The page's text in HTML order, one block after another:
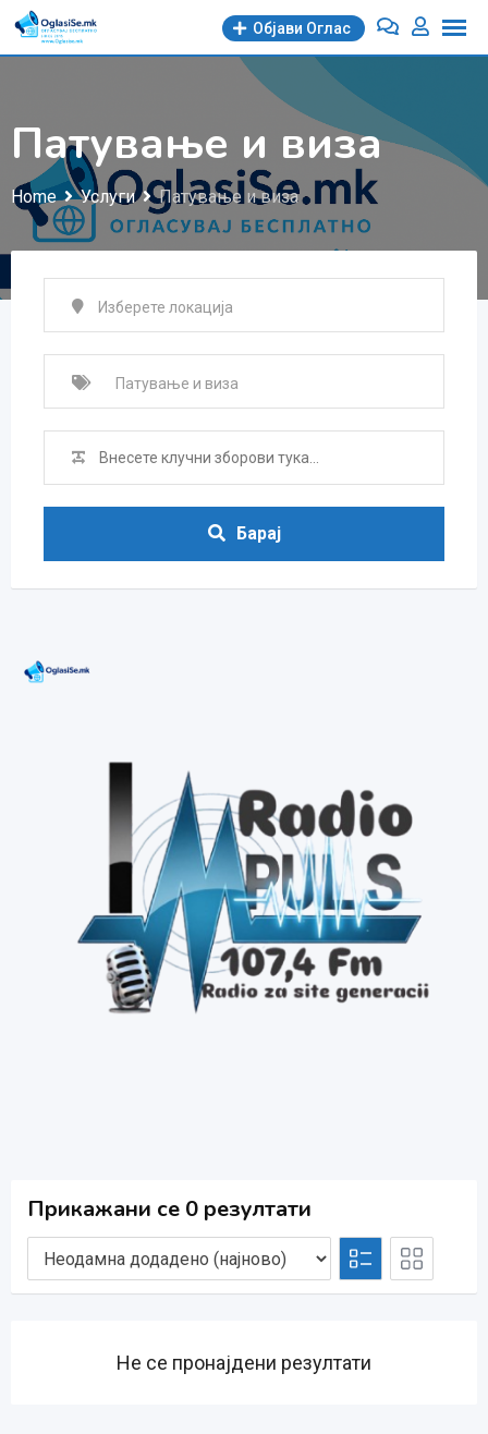
Skip
Објави Oглас
Патување и виза
Home Услуги Патување и виза
Барај
Прикажани се 0 резултати
Не се пронајдени резултати